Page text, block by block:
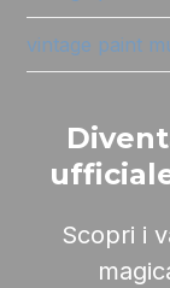
vintage paint
Scopri i